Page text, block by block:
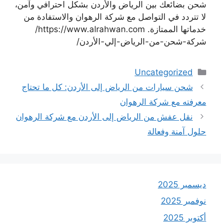
شحن بضائعك بين الرياض والأردن بشكل احترافي وآمن،
لا تتردد في التواصل مع شركة الرهوان والاستفادة من
خدماتها الممتازة. https://www.alrahwan.com/
شركة-شحن-من-الرياض-إلي-الأردن/
التصنيفات
Uncategorized
شحن سيارات من الرياض إلى الأردن: كل ما تحتاج
معرفته مع شركة الرهوان
نقل عفش من الرياض إلى الأردن مع شركة الرهوان
حلول آمنة وفعالة
ديسمبر 2025
نوفمبر 2025
أكتوبر 2025